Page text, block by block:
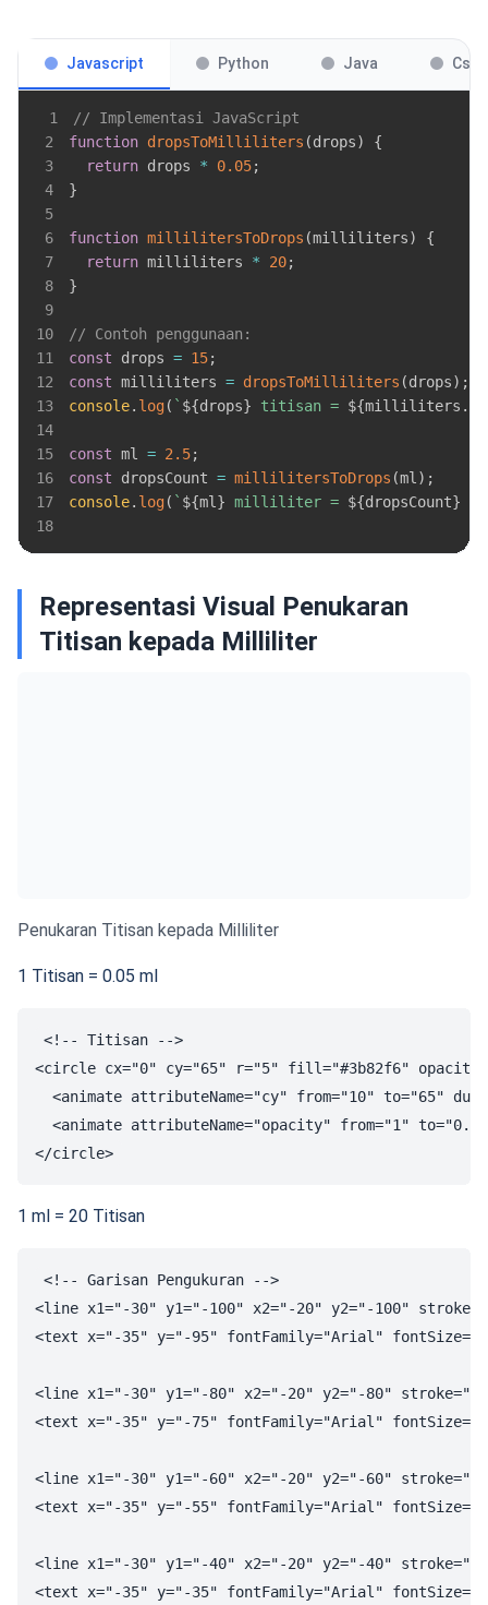
Javascript Python Java
1
// Implementasi JavaScript
2
function dropsToMilliliters (drops)
{
3
return drops * 0.05;
4
}
5
6
function millilitersToDrops (milliliters)
{
7
return milliliters * 20;
8
}
9
10
// Contoh penggunaan:
11
const drops = 15;
12
const milliliters = dropsToMilliliters (drops) ;
13
console. log( ` ${drops} titisan = ${milliliters .
14
15
const ml = 2.5;
16
const dropsCount = millilitersToDrops (ml ) ;
17
console. log( ` ${ml } milliliter = ${dropsCount}
18
Representasi Visual Penukaran
Titisan kepada Milliliter
Penukaran Titisan kepada Milliliter
1 Titisan = 0.05 ml
<!-- Titisan -->
<circle cx="0" cy="65" r="5" fill="#3b82f6"
<animate attributeName="cy" from="10" to="65"
<animate attributeName="opacity" from="1"
1 ml = 20 Titisan
<!-- Garisan Pengukuran -->
<line x1="-30" y1="-100" x2="-20" y2="-100"
<text x="-35" y="-95" fontFamily="Arial"
<line x1="-30" y1="-80" x2="-20" y2="-80"
<text x="-35" y="-75" fontFamily="Arial"
<line x1="-30" y1="-60" x2="-20" y2="-60"
<text x="-35" y="-55" fontFamily="Arial"
<line x1="-30" y1="-40" x2="-20" y2="-40"
<text x="-35" y="-35" fontFamily="Arial"